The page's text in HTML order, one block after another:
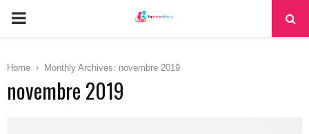
PRIMARY
Home Monthly Archives: novembre 2019
novembre 2019